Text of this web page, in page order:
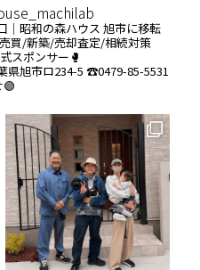
｜昭和の森ハウス 旭市に移転
買/新築/売却査定/相続対策
スポンサー🥊
県旭市ロ234-5 ☎️0479-85-5531
🟢